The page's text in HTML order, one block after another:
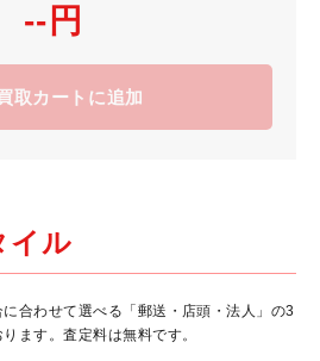
--円
取カートに追加
イル
合わせて選べる「郵送・店頭・法人」の3
ます。査定料は無料です。